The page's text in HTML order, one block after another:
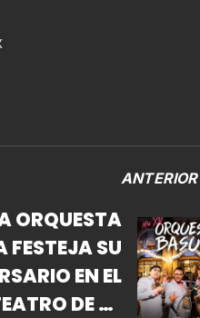
ORQUESTA
FESTEJA SU
EN EL
DE LA